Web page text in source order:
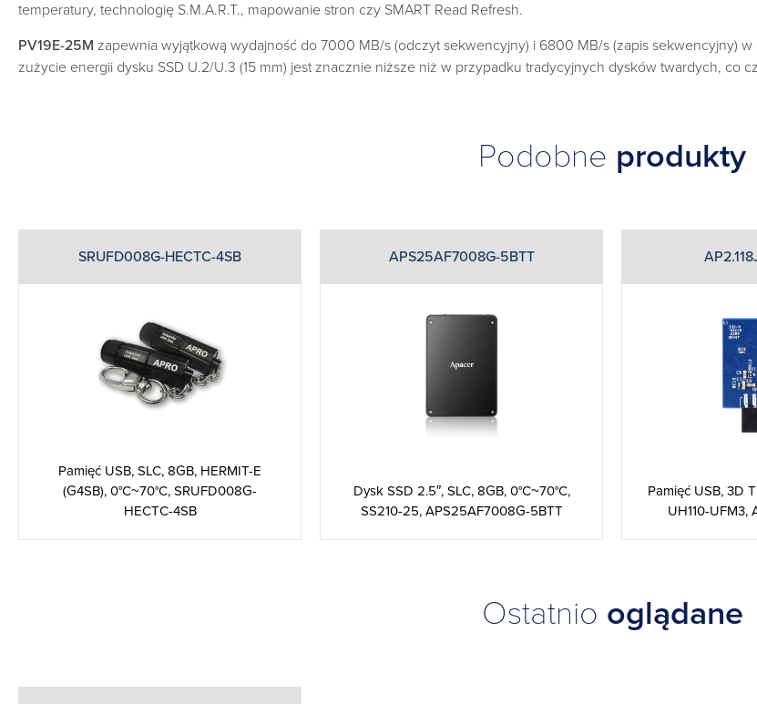
temperatury, technologię S.M.A.R.T., mapowanie stron czy SMART Read Refresh.
PV19E-25M zapewnia wyjątkową wydajność do 7000 MB/s (odczyt sekwencyjny) i 6800 MB/s (zapis sekwencyjny)
zużycie energii dysku SSD U.2/U.3 (15 mm) jest znacznie niższe niż w przypadku tradycyjnych dysków twardych,
Podobne produkty
SRUFD008G-HECTC-4SB
Pamięć USB, SLC, 8GB, HERMIT-E
(G4SB), 0°C~70°C, SRUFD008G-
HECTC-4SB
APS25AF7008G-5BTT
Dysk SSD 2.5″, SLC, 8GB, 0°C~70°C,
SS210-25, APS25AF7008G-5BTT
Pamięć USB, 3D
UH110-UFM3,
Ostatnio oglądane